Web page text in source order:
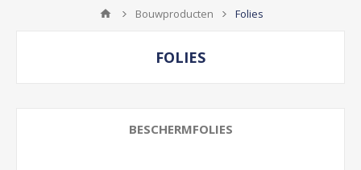
Bouwproducten Folies
FOLIES
BESCHERMFOLIES